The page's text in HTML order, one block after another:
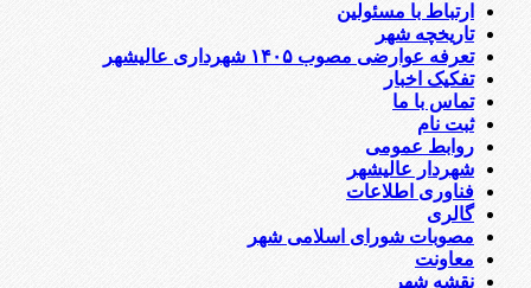
ارتباط با مسئولین
تاریخچه شهر
تعرفه عوارضی مصوب ۱۴۰۵ شهرداری عالیشهر
تفکیک اخبار
تماس با ما
ثبت نام
روابط عمومی
شهردار عالیشهر
فناوری اطلاعات
گالری
مصوبات شورای اسلامی شهر
معاونت
نقشه شهر